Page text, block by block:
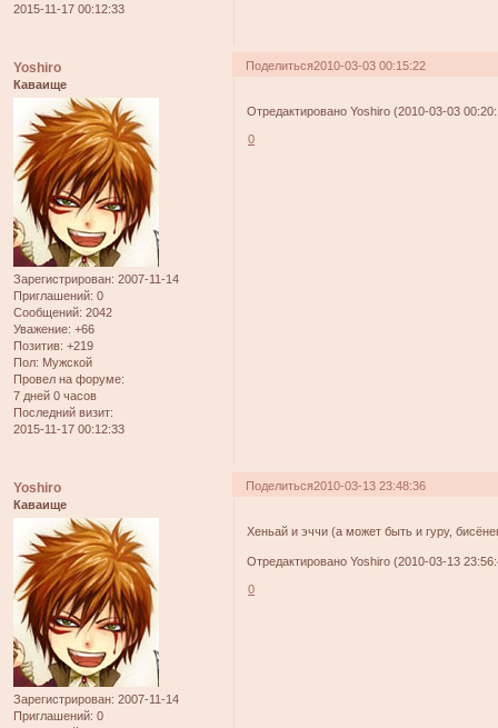
2015-11-17 00:12:33
Поделиться2010-03-03 00:15:22
Yoshiro
Каваище
Зарегистрирован: 2007-11-14
Приглашений: 0
Сообщений: 2042
Уважение: +66
Позитив: +219
Пол: Мужской
Провел на форуме:
7 дней 0 часов
Последний визит:
2015-11-17 00:12:33
Отредактировано Yoshiro (2010-03-03
0
Поделиться2010-03-13 23:48:36
Yoshiro
Каваище
Зарегистрирован: 2007-11-14
Приглашений: 0
Хеньай и эччи (а может быть и гуру,
Отредактировано Yoshiro (2010-03-13
0